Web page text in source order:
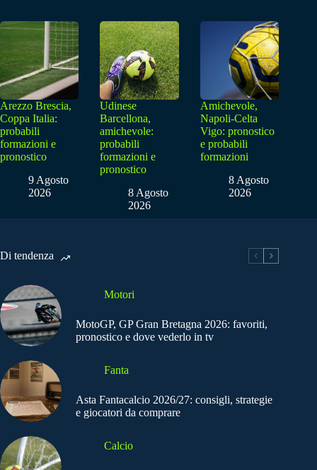
Arezzo Brescia,
Coppa Italia:
probabili
formazioni e
pronostico
9 Agosto
2026
Udinese
Barcellona,
amichevole:
probabili
formazioni e
pronostico
8 Agosto
2026
Amichevole,
Napoli-Celta
Vigo: pronostico
e probabili
formazioni
8 Agosto
2026
Di tendenza
Motori
MotoGP, GP Gran Bretagna 2026: favoriti,
pronostico e dove vederlo in tv
Fanta
Asta Fantacalcio 2026/27: consigli, strategie
e giocatori da comprare
Calcio